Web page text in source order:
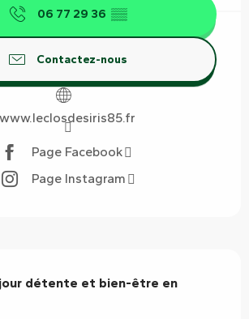
06 77 29 36 ▒▒
Contactez-nous
www.leclosdesiris85.fr
Page Facebook
Page Instagram
détente et bien-être en